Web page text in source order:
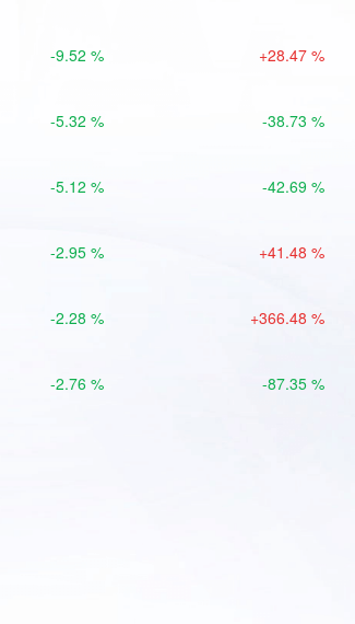
-9.52 % +28.47 %
-5.32 % -38.73 %
-5.12 % -42.69 %
-2.95 % +41.48 %
-2.28 % +366.48 %
-2.76 % -87.35 %